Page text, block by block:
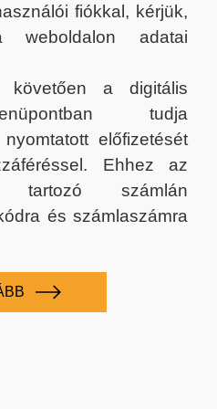
fiókkal, kérjük,
weboldalon adatai
követően a digitális
tudja
előfizetését
Ehhez az
tartozó számlán
és számlaszámra